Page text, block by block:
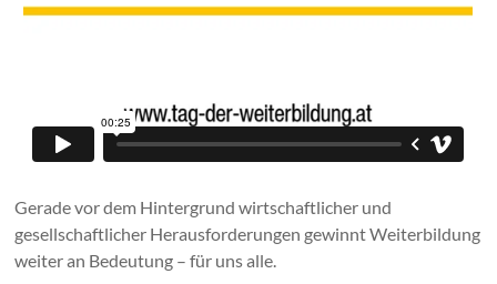
Gerade vor dem Hintergrund wirtschaftlicher und
gesellschaftlicher Herausforderungen gewinnt Weiterbildung
weiter an Bedeutung – für uns alle.